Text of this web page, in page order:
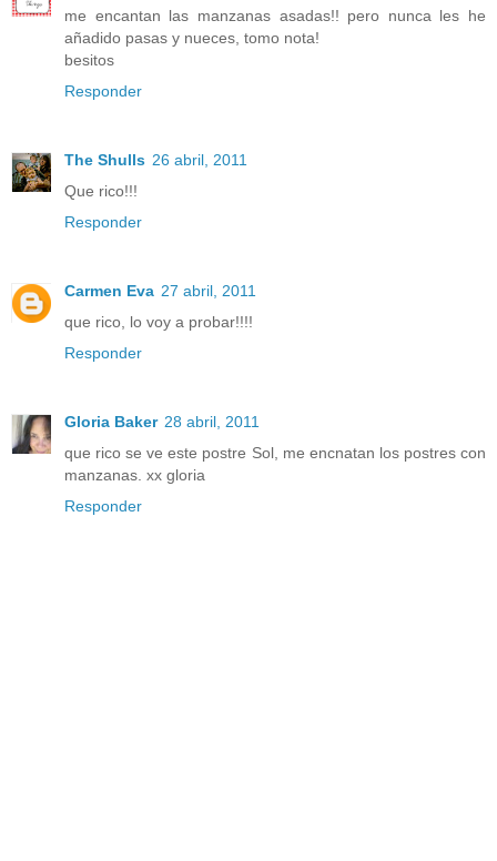
me encantan las manzanas asadas!! pero nunca les he
añadido pasas y nueces, tomo nota!
besitos
Responder
The Shulls 26 abril, 2011
Que rico!!!
Responder
Carmen Eva 27 abril, 2011
que rico, lo voy a probar!!!!
Responder
Gloria Baker 28 abril, 2011
que rico se ve este postre Sol, me encnatan los postres con
manzanas. xx gloria
Responder